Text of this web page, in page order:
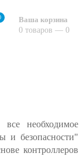
Ваша корзина
0 товаров — 0
необходимое
и безопасности"
контроллеров